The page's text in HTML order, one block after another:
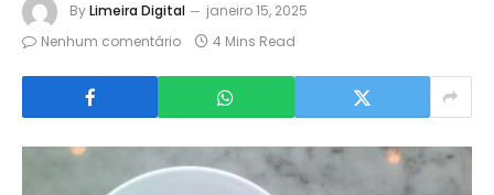
ByLimeira Digital
janeiro 15, 2025
Nenhum comentário
4 Mins Read